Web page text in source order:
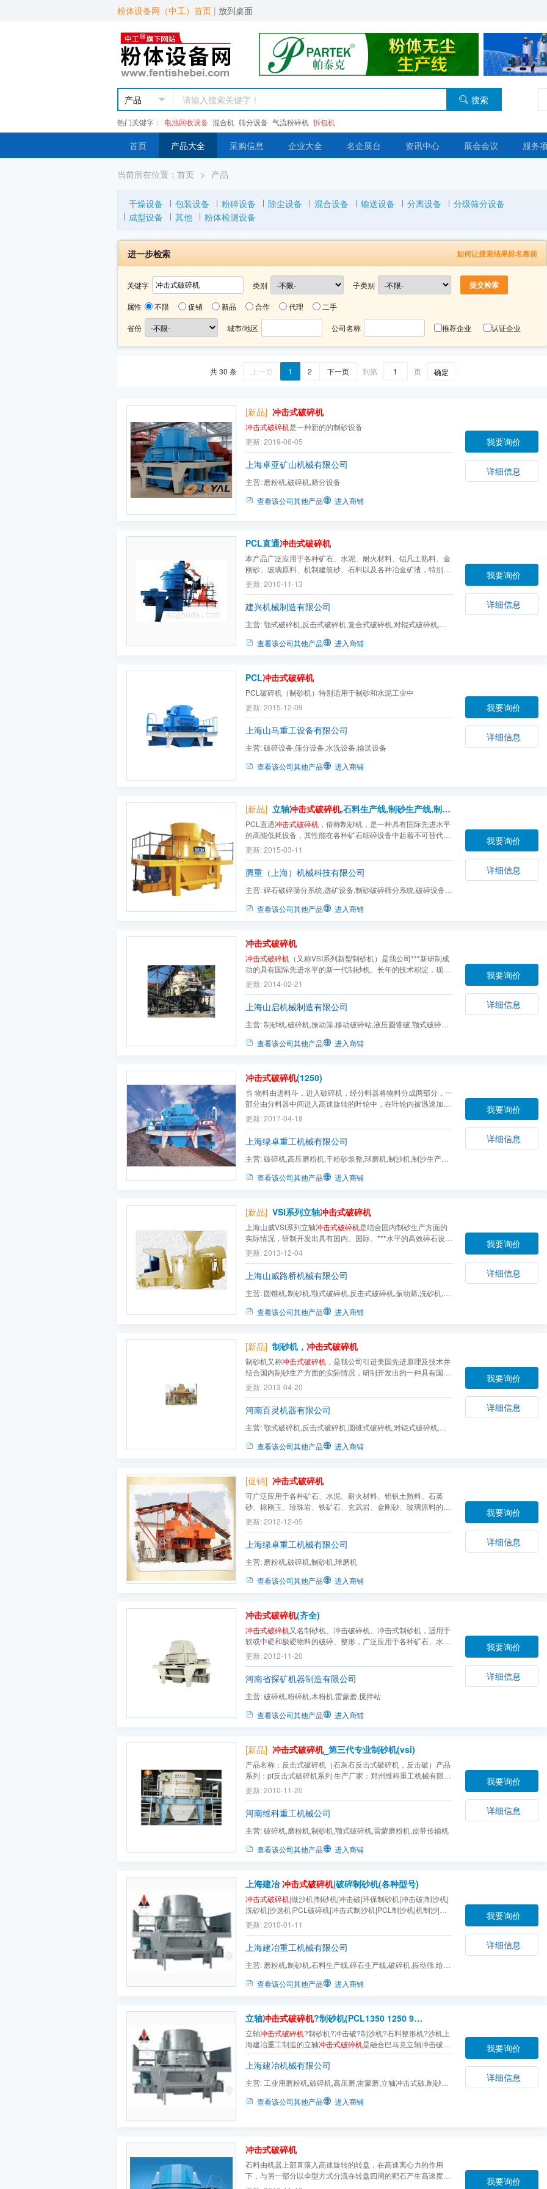
粉体设备网（中工）首页 | 放到桌面
搜索
热门关键字： 电池回收设备 混合机 筛分设备 气流粉碎机 拆包机
首页 产品大全 采购信息 企业大全 名企展台 资讯中心 展会会议 服务
当前所在位置： 首页 > 产品
干燥设备 包装设备 粉碎设备 除尘设备 混合设备 输送设备 分离设备
分级筛分设备
成型设备
其他 粉体检测设备
进一步检索 如何让搜索结果排名靠前
关键字 类别 子类别
属性 不限 促销 新品 合作 代理 二手
省份 城市/地区 公司名称 推荐企业 认证企业
共 30 条 上一页 1 2 下一页 到第 页 确定
[新品] 冲击式破碎机
冲击式破碎机是一种新的的制砂设备
更新: 2019-06-05
上海卓亚矿山机械有限公司
主营: 磨粉机,破碎机,筛分设备
查看该公司其他产品
进入商铺
我要询价
详细信息
PCL直通冲击式破碎机
本产品广泛应用于各种矿石、水泥、耐火材料、铝凡土熟料、金
刚砂、玻璃原料、机制建筑砂、石料以及各种冶金矿渣，特别对
碳化硅、金刚砂、烧结铝矾土、美砂等高硬、特硬及耐磨蚀性物
料比其它类型的破碎机产量功效更高.
更新: 2010-11-13
建兴机械制造有限公司
主营:颚式破碎机,反击式破碎机,复合式破碎机,对辊式破碎机,输
查看该公司其他产品 进入商铺
我要询价
详细信息
PCL冲击式破碎机
PCL破碎机（制砂机）特别适用于制砂和水泥工业中
更新: 2015-12-09
上海山马重工设备有限公司
主营:破碎设备,筛分设备,水洗设备,输送设备
查看该公司其他产品
进入商铺
我要询价
详细信息
[新品] 立轴冲击式破碎机,石料生产线,制砂生产线,制砂机,移动破碎站(PCL)
PCL直通冲击式破碎机 ，俗称制砂机，是一种具有国际先进水平
的高能低耗设备，其性能在各种矿石细碎设备中起着不可替代的
作用，是目前***行之有效、实用可靠的碎石机器。 本系列制砂
机适用于软或中硬和极硬物料的破碎，整形，广泛应用于各种矿
石、机制建筑砂、石料以及各种冶金矿渣，特别对金刚砂、碳...
更新: 2015-03-11
腾重（上海）机械科技有限公司
主营:碎石破碎筛分系统,选矿设备,制砂破碎筛分系统,破碎设备,
查看该公司其他产品 进入商铺
我要询价
详细信息
冲击式破碎机
冲击式破碎机 （又称VSI系列新型制砂机）是我公司***新研制成
功的具有国际先进水平的新一代制砂机。长年的技术积淀，现代
化的加工设备精工制作保证了
优异的性价比，可靠性在同类产品中独树一帜。 VSI系列高效立
轴 冲击式破碎机是结合中国的工况条件，引进德国权威专家...
更新: 2014-02-21
上海山启机械制造有限公司
主营:制砂机,破碎机,振动筛,移动破碎站,液压圆锥破,颚式破碎机,
查看该公司其他产品 进入商铺
我要询价
详细信息
冲击式破碎机(1250)
当 物料由进料斗，进入破碎机，经分料器将物料分成两部分，一
部分由分料器中间进入高速旋转的叶轮中，在叶轮内被迅速加
速，其加速度可达数百倍重力加速度，然后以60 秒的速度从叶
轮三个均布的
更新: 2017-04-18
上海绿卓重工机械有限公司
主营:破碎机,高压磨粉机,干粉砂浆整,球磨机,制沙机,制沙生产线,
查看该公司其他产品 进入商铺
我要询价
详细信息
[新品] VSI系列立轴冲击式破碎机
上海山威VSI系列立轴冲击式破碎机是结合国内制砂生产方面的
实际情况，研制开发出具有国内、国际、***水平的高效碎石设
备。它广泛适用于各种岩石、磨料、耐火材料、水泥熟料、石英
石、铁矿石、混凝土骨料等多种硬……
更新: 2013-12-04
上海山威路桥机械有限公司
主营: 圆锥机,制砂机,颚式破碎机,反击式破碎机,振动筛,洗砂机,输
查看该公司其他产品 进入商铺
我要询价
详细信息
[新品] 制砂机， 冲击式破碎机
制砂机又称冲击式破碎机 ，是我公司引进美国先进原理及技术并
结合国内制砂生产方面的实际情况，研制开发出的一种具有国内
国际***水平的高效碎石设备。它广泛适用于各种岩石、磨料、耐
火材料、水泥熟料、石英石、铁矿石、混凝土骨料等多种硬、脆
物料的中碎、细碎（制砂粒），对建筑用砂、筑路用砂石...
更新: 2013-04-20
河南百灵机器有限公司
主营:颚式破碎机,反击式破碎机,圆锥式破碎机,对锟式破碎机,立
查看该公司其他产品 进入商铺
我要询价
详细信息
[促销] 冲击式破碎机
可广泛应用于各种矿石、水泥、耐火材料、铝钒土熟料、石英
砂、棕刚玉、珍珠岩、铁矿石、玄武岩、金刚砂、玻璃原料的高
硬、特硬物料的中、细碎领域。在机制建筑砂、石料以及各种冶
金矿渣的破碎中更是得到普遍使用，特别对中硬、特硬物料比其
他类型的破碎机更具有优越性，产量功效高。
更新: 2012-12-05
上海绿卓重工机械有限公司
主营: 磨粉机,破碎机,制砂机,球磨机
查看该公司其他产品
进入商铺
我要询价
详细信息
冲击式破碎机(齐全)
冲击式破碎机又名制砂机、冲击破碎机、冲击式制砂机，适用于
软或中硬和极硬物料的破碎、整形，广泛应用于各种矿石、水
泥、耐火材料、铝凡土熟料、金刚砂、玻璃原料、机制建筑砂、
建筑骨料、人工造砂以及各种冶金渣的细碎和粗磨作业，特别对
碳化硅、金刚砂、烧结铝矾土、美砂等高硬、特硬及耐磨蚀性...
更新: 2012-11-20
河南省探矿机器制造有限公司
主营:破碎机,粉碎机,木粉机,雷蒙磨,搅拌站
查看该公司其他产品
进入商铺
我要询价
详细信息
[新品] 冲击式破碎机_第三代专业制砂机(vsi)
产品名称：反击式破碎机（石灰石反击式破碎机，反击破）产品
系列：pf反击式破碎机系列 生产厂家：郑州维科重工机械有限公
司产地：河南郑州 产品商标：维科
更新: 2010-11-20
河南维科重工机械公司
主营:破碎机,磨粉机,制砂机,颚式破碎机,雷蒙磨粉机,皮带传输机
查看该公司其他产品
进入商铺
我要询价
详细信息
上海建冶冲击式破碎机|破碎制砂机(各种型号)
冲击式破碎机|做沙机|制砂机|冲击破|环保制砂机|冲击破|制沙机|
洗砂机|沙选机|PCL破碎机|冲击式制沙机|PCL制沙机|机制沙|高
效破碎机|优质制沙机|石料整形机|巴马克制沙机|石料生产线|做沙
生产线|砂石线|沙子整型机<?xml:namespace prefix = o />PCL立
轴 冲击式破碎机又称制砂机，有些也叫做做沙机...
更新: 2010-01-11
上海建冶重工机械有限公司
主营: 磨粉机,制砂机,石料生产线,碎石生产线,破碎机,振动筛,给料
查看该公司其他产品 进入商铺
我要询价
详细信息
立轴冲击式破碎机?制砂机(PCL1350 1250 900 750 600)
立轴冲击式破碎机?制砂机?冲击破?制沙机?石料整形机?沙机上
海建冶重工制造的立轴冲击式破碎机是融合巴马克立轴冲击破碎
机的原理，开发成功的新型破碎设备。它广泛用于各种矿石的细
破，目前已经替代锤式破碎机、对辊破碎机、棒磨机等传统设
矿...
上海建冶机械有限公司
主营: 工业用磨粉机,破碎机,高压磨,雷蒙磨,立轴冲击式破,制砂机,
查看该公司其他产品 进入商铺
我要询价
详细信息
冲击式破碎机
石料由机器上部直落入高速旋转的转盘，在高速离心力的作用
下，与另一部分以伞型方式分流在转盘四周的靶石产生高速度的
撞击与高密度的粉碎，石料在互相打击后，又会在转盘和机壳之
我要询价